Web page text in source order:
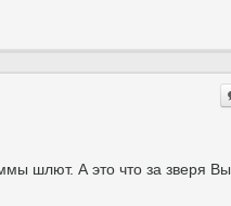
шлют. А это что за зверя Вы